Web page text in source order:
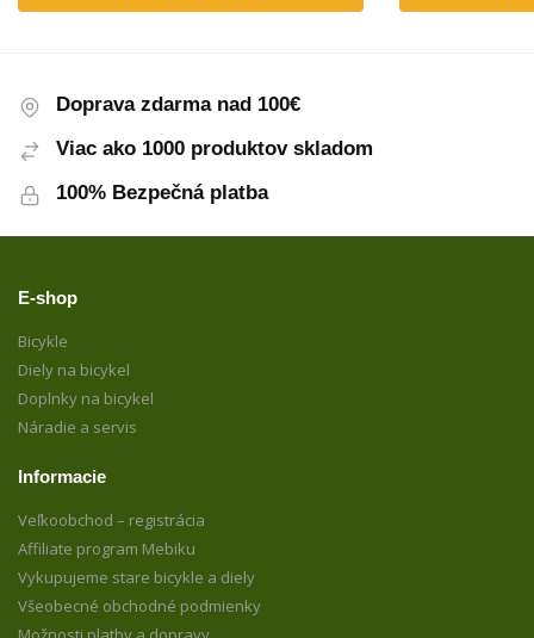
Doprava zdarma nad 100€
Viac ako 1000 produktov skladom
100% Bezpečná platba
E-shop
Bicykle
Diely na bicykel
Doplnky na bicykel
Náradie a servis
Informacie
Veľkoobchod – registrácia
Affiliate program Mebiku
Vykupujeme stare bicykle a diely
Všeobecné obchodné podmienky